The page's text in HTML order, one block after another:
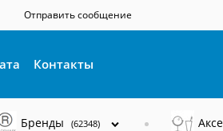
Отправить сообщение
Контакты
Бренды (62348)